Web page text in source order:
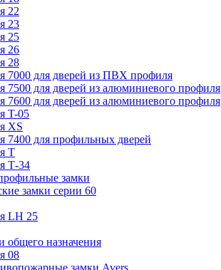
22
23
25
26
28
7000 для дверей из ПВХ профиля
7500 для дверей из алюминиевого профиля
7600 для дверей из алюминиевого профиля
T-05
XS
7400 для профильных дверей
Т
Т-34
замки
замки серии 60
LH 25
общего назначения
08
замки Avers